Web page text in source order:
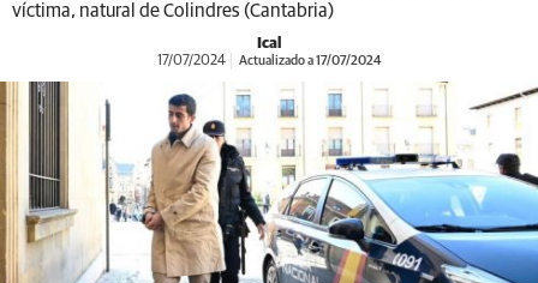
víctima, natural de Colindres (Cantabria)
Ical
17/07/2024 Actualizado a 17/07/2024